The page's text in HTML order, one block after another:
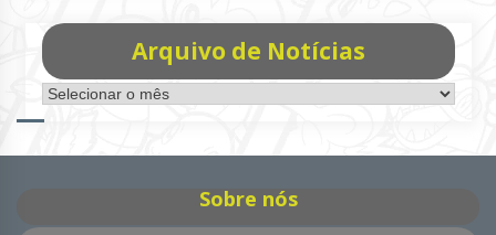
Arquivo de Notícias
Arquivo
de
Sobre nós